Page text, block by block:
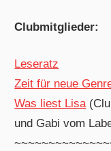
Clubmitglieder:
Leseratz
Zeit für neue
Was liest Lisa
und Gabi vom